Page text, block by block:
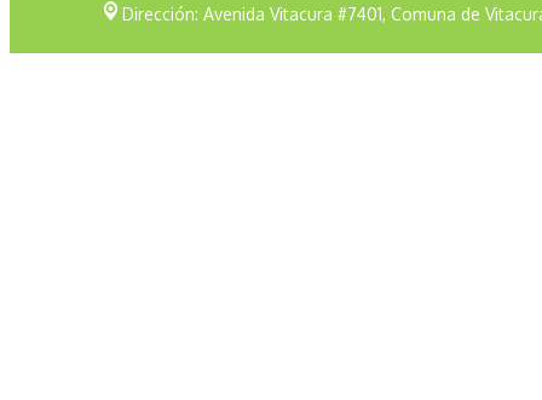
Dirección: Avenida Vitacura #7401, Comuna de